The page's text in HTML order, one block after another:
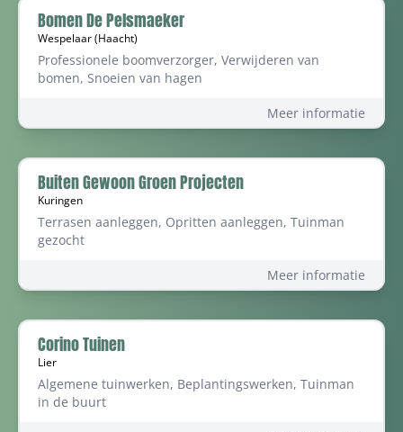
Bomen De Pelsmaeker
Wespelaar (Haacht)
Professionele boomverzorger, Verwijderen van
bomen, Snoeien van hagen
Meer informatie
Buiten Gewoon Groen Projecten
Kuringen
Terrasen aanleggen, Opritten aanleggen, Tuinman
gezocht
Meer informatie
Corino Tuinen
Lier
Algemene tuinwerken, Beplantingswerken, Tuinman
in de buurt